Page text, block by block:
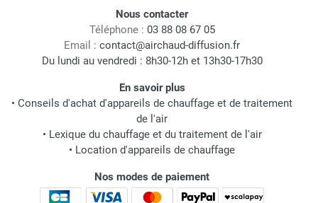
Nous contacter
Téléphone : 03 88 08 67 05
Email : contact@airchaud-diffusion.fr
Du lundi au vendredi : 8h30-12h et 13h30-17h30
En savoir plus
• Conseils d'achat d'appareils de chauffage et de traitement
de l'air
• Lexique du chauffage et du traitement de l'air
• Location d'appareils de chauffage
Nos modes de paiement